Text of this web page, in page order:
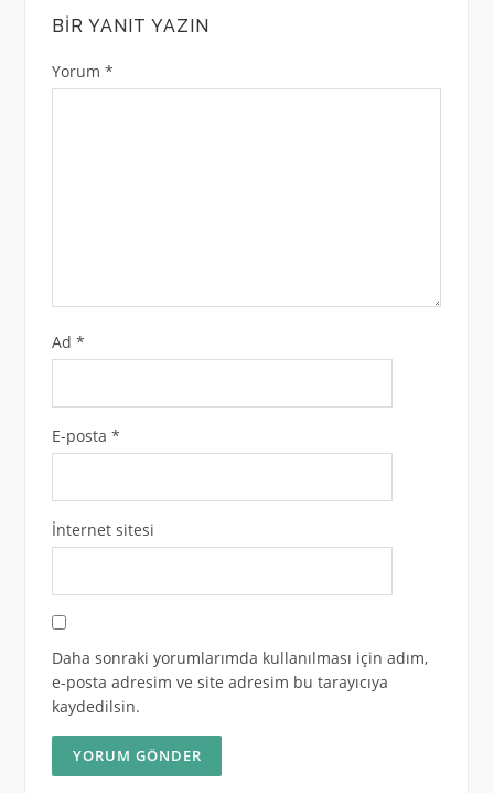
BIR YANIT YAZIN
Yorum *
Ad *
E-posta *
İnternet sitesi
Daha sonraki yorumlarımda kullanılması için adım,
e-posta adresim ve site adresim bu tarayıcıya
kaydedilsin.